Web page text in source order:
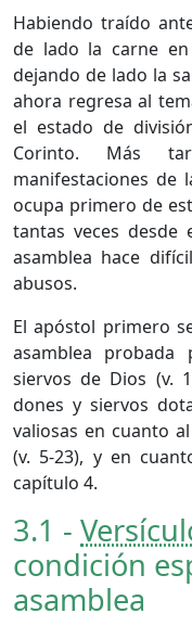
Habiendo traído
de lado la carne
dejando de lado la
ahora regresa al
el estado de
Corinto. Más
manifestaciones de
ocupa primero de
tantas veces desde
asamblea hace
abusos.
El apóstol primero
asamblea
siervos de Dios (v.
dones y siervos
valiosas en cuanto
(v. 5-23), y en
capítulo 4.
3.1 -
condición
asamblea